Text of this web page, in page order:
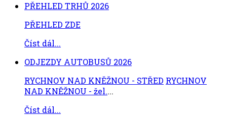
PŘEHLED TRHŮ 2026
PŘEHLED ZDE
Číst dál...
ODJEZDY AUTOBUSŮ 2026
RYCHNOV NAD KNĚŽNOU - STŘED RYCHNOV
NAD KNĚŽNOU - žel....
Číst dál...